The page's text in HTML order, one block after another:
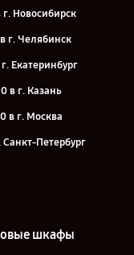
г. Новосибирск
г. Челябинск
Екатеринбург
в г. Казань
в г. Москва
Санкт-Петербург
шкафы